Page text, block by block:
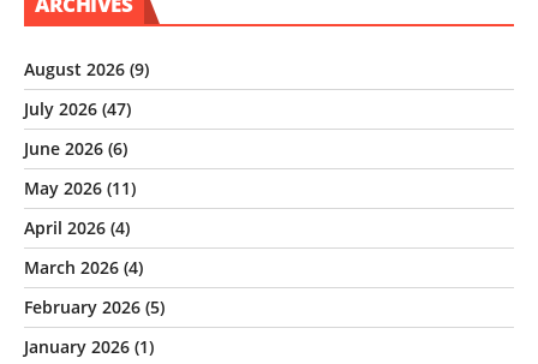
August 2026 (9)
July 2026 (47)
June 2026 (6)
May 2026 (11)
April 2026 (4)
March 2026 (4)
February 2026 (5)
January 2026 (1)